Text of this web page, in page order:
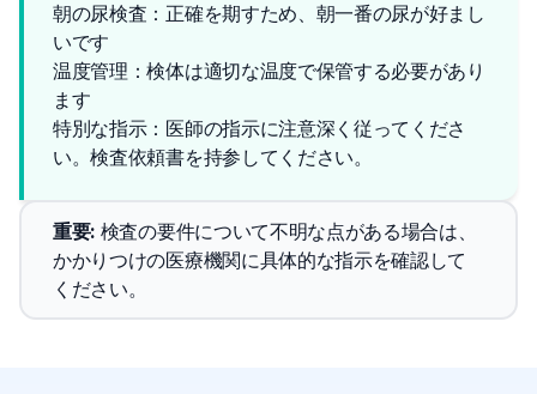
朝の尿検査：正確を期すため、朝一番の尿が好まし
いです
温度管理：検体は適切な温度で保管する必要があり
ます
特別な指示：医師の指示に注意深く従ってくださ
い。検査依頼書を持参してください。
重要: 検査の要件について不明な点がある場合は、
かかりつけの医療機関に具体的な指示を確認して
ください。